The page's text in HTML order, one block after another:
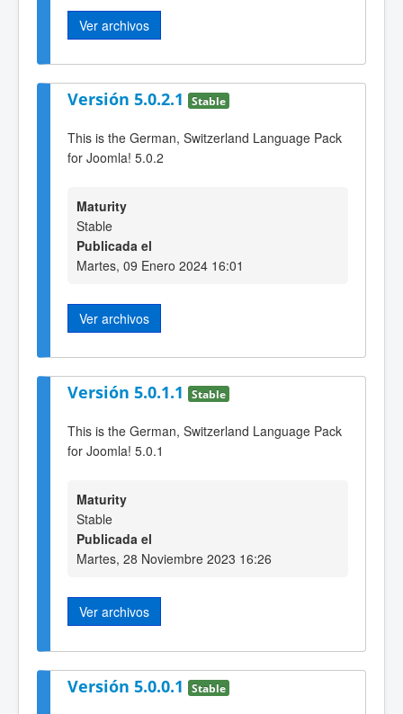
Ver archivos
Versión 5.0.2.1 Stable
This is the German, Switzerland Language Pack
for Joomla! 5.0.2
Maturity
Stable
Publicada el
Martes, 09 Enero 2024 16:01
Ver archivos
Versión 5.0.1.1 Stable
This is the German, Switzerland Language Pack
for Joomla! 5.0.1
Maturity
Stable
Publicada el
Martes, 28 Noviembre 2023 16:26
Ver archivos
Versión 5.0.0.1 Stable